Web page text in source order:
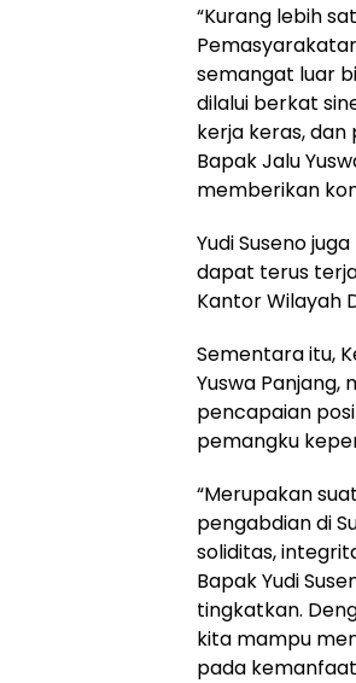
“Kurang lebih
semangat luar
dilalui berkat
kerja keras,
Bapak Jalu
memberikan
Yudi Suseno
dapat terus
Kantor Wilayah
Sementara itu,
Yuswa
pencapaian
pemangku
“Merupakan
pengabdian di
soliditas,
Bapak Yudi
tingkatkan.
kita mampu
pada